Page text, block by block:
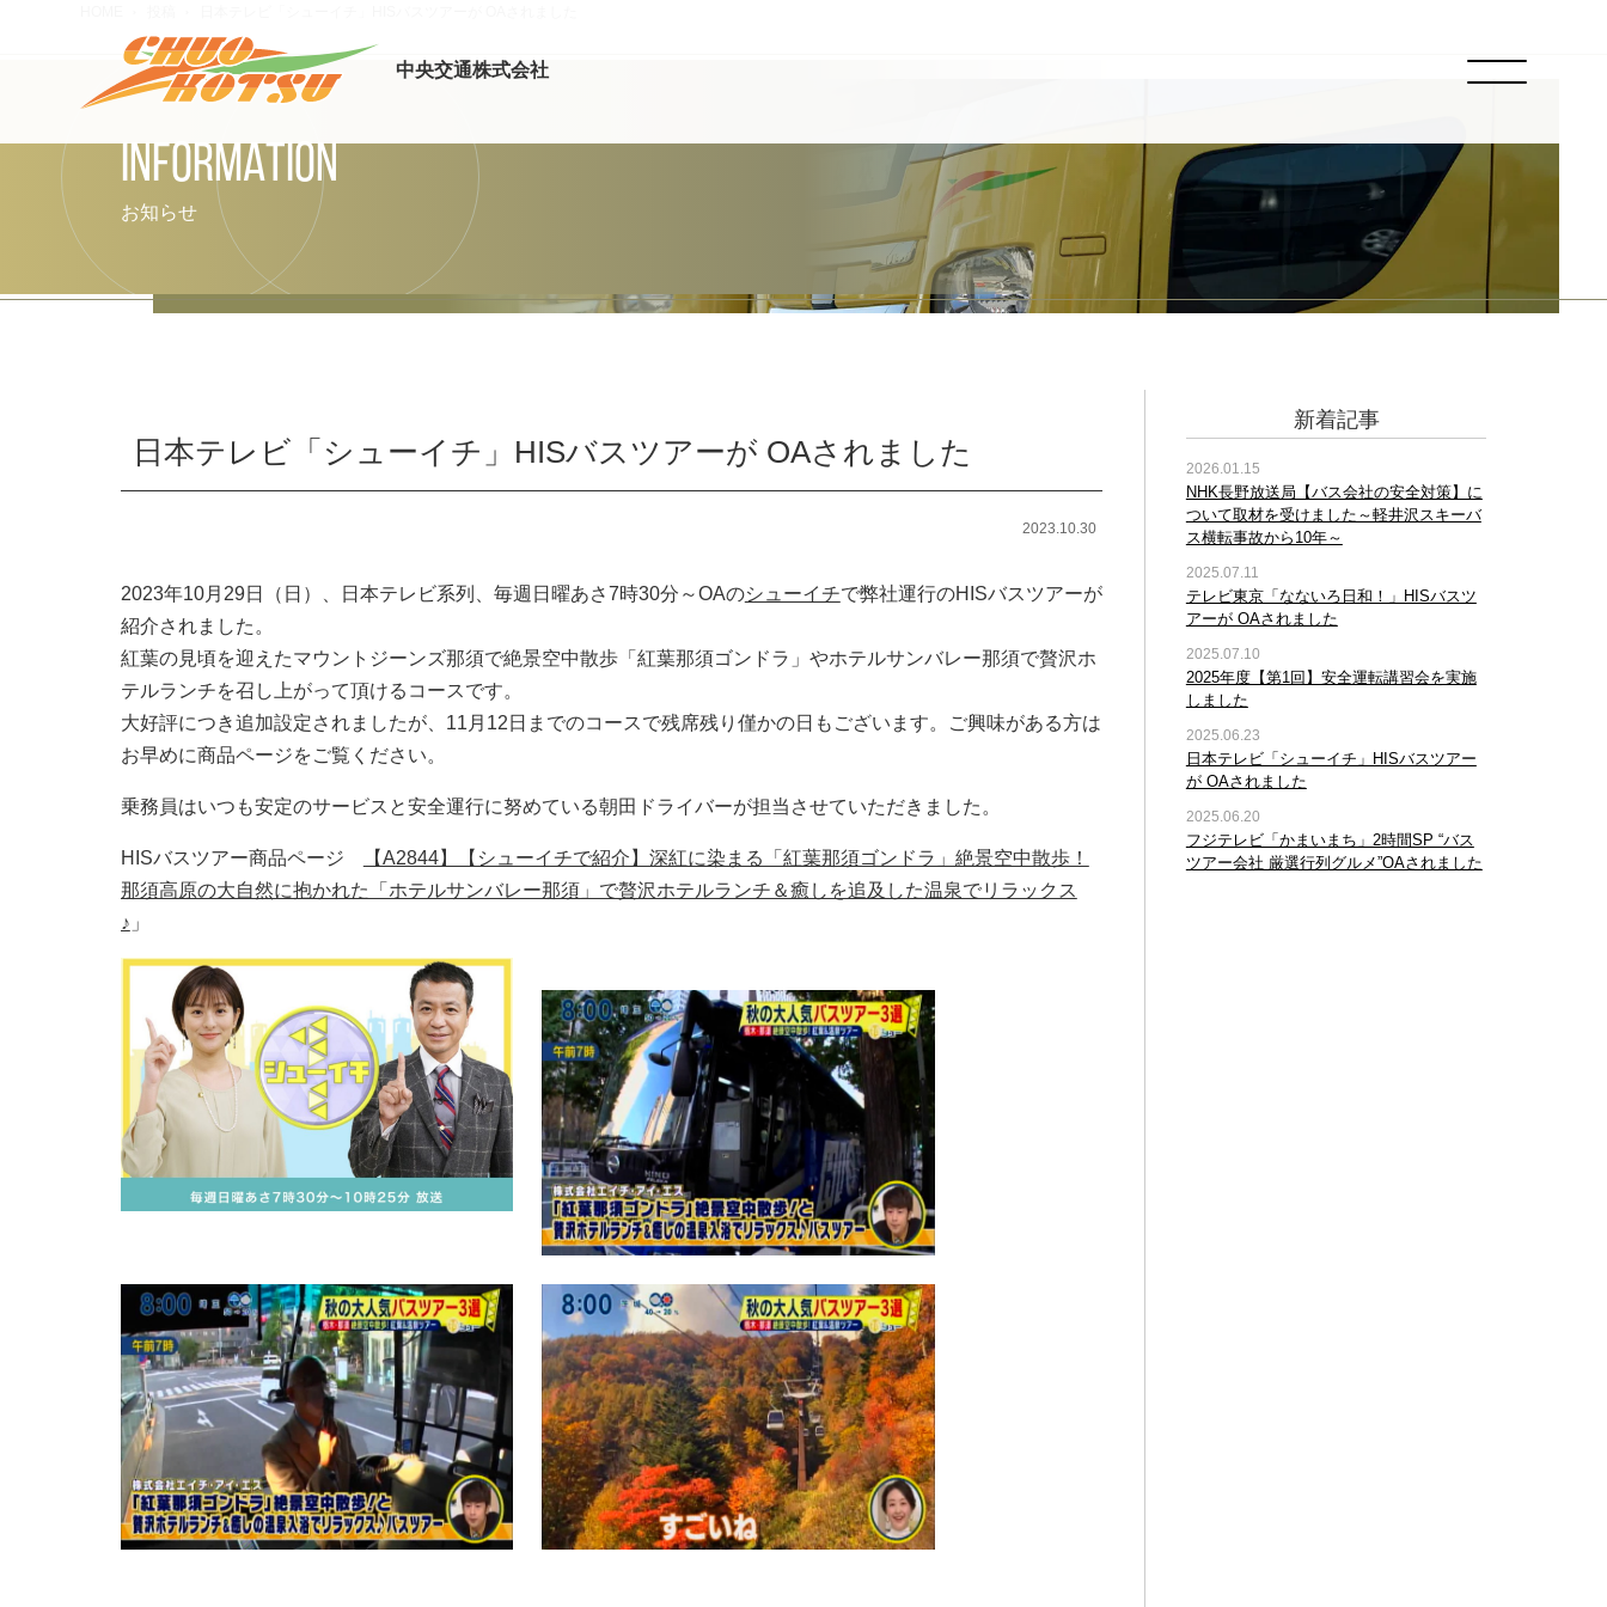
中央交通株式会社
お知らせ
INFORMATION
日本テレビ「シューイチ」HISバスツアーが OAされました
2023.10.30
2023年10月29日（日）、日本テレビ系列、毎週日曜あさ7時30分～OAのシューイチで弊社運行のHISバスツアーが
紹介されました。
紅葉の見頃を迎えたマウントジーンズ那須で絶景空中散歩「紅葉那須ゴンドラ」やホテルサンバレー那須で贅沢ホ
テルランチを召し上がって頂けるコースです。
大好評につき追加設定されましたが、11月12日までのコースで残席残り僅かの日もございます。ご興味がある方は
お早めに商品ページをご覧ください。
乗務員はいつも安定のサービスと安全運行に努めている朝田ドライバーが担当させていただきました。
HISバスツアー商品ページ
【A2844】【シューイチで紹介】深紅に染まる「紅葉那須ゴンドラ」絶景空中散歩！
那須高原の大自然に抱かれた「ホテルサンバレー那須」で贅沢ホテルランチ＆癒しを追及した温泉でリラックス
♪ 」
新着記事
2026.01.15
NHK長野放送局【バス会社の安全対策】に
ついて取材を受けました～軽井沢スキーバ
ス横転事故から10年～
2025.07.11
テレビ東京「なないろ日和！」HISバスツ
アーが OAされました
2025.07.10
2025年度【第1回】安全運転講習会を実施
しました
2025.06.23
日本テレビ「シューイチ」HISバスツアー
が OAされました
2025.06.20
フジテレビ「かまいまち」2時間SP “バス
ツアー会社 厳選行列グルメ”OAされました